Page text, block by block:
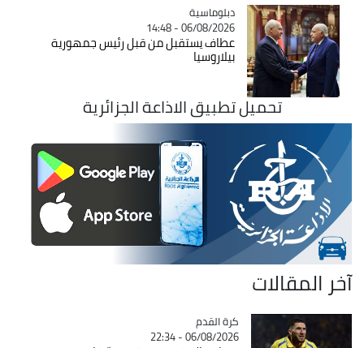
Catégorie
دبلوماسية
06/08/2026 - 14:48
عطاف يستقبل من قبل رئيس جمهورية
بيلاروسيا
تحميل تطبيق الاذاعة الجزائرية
آخر المقالات
Catégorie
كرة القدم
06/08/2026 - 22:34